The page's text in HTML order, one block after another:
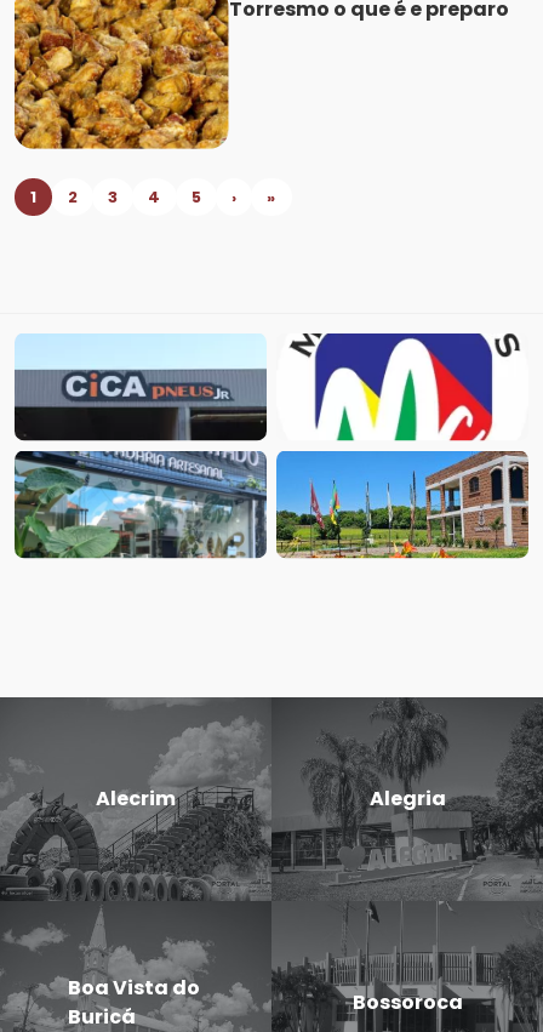
Torresmo o que é e preparo
1 2 3 4 5 › »
Alecrim Alegria
Boa Vista do
Buricá
Bossoroca